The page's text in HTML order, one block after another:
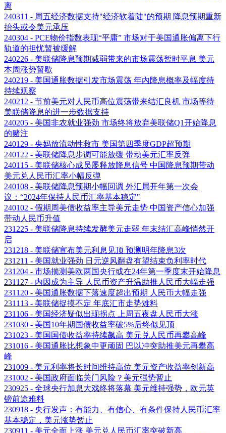
离
240311 - 周五经济数据支持"经济软着陆"的预期 降息预期重新
抬头或令美元承压
240304 - PCE物价指数表现“平庸” 市场对于美国通胀偏离下行
轨道的担忧暂被缓解
240226 - 美联储降息预期减弱带来的市场震荡暂时平息 美元
本周涨势暂歇
240219 - 美国通胀数据引发市场震荡 年內降息概率及幅度待
持续观察
240212 - 节前美元对人民币高位震荡带来结汇良机 市场等待
美联储降息的进一步数据支持
240205 - 美国非农就业强劲 市场终将放弃美联储Q1开始降息
的赌注
240129 - 央妈放流动性救市 美国第四季度GDP超预期
240122 - 美联储降息步调可能放缓 带动美元汇率反弹
240115 - 美联储核心成员屡释放降息信号 中国降息预期带动
美元兑人民币汇率小幅反弹
240108 - 美联储降息预期小幅回调 外汇局开年第一次会
议：“2024年保持人民币汇率基本稳定"
240102 - 假期周美债收益率主导美元走势 中国资产信心加强
带动人民币升值
231225 - 美联储降息持续发酵美元走弱 年末结汇高峰悄然开
启
231218 - 美联储宣布美元利息见顶 预测明年降息3次
231211 - 美国就业强劲 日元逆风翻盘有望结束负利率时代
231204 - 市场揣测美欧两国央行或在24年第一季度末开始降息
231127 - 内因成为主导 人民币资产升温助推人民币大幅走强
231120 - 美国通胀数据下落速度超出预期 人民币大幅走强
231113 - 美联储捉摸不定 年底汇市走势难料
231106 - 美国经济疑似出现拐点 上周五夜盘人民币大涨
231030 - 美国10年期国债收益率破5%后终似见顶
231023 - 美国国债收益率持续飙高 美元兑人民币再攀高峰
231016 - 美国通胀比想象中更顽固 巴以冲突助推美元再攀高
峰
231009 - 美元利率将长时间维持高位 美元资产收益率创新高
231002 - 美国政府面临关门风险？美元强势暂止
230925 - 全球央行加息大戏终将落幕 美元维持强势，欧元英
镑前途难料
230918 - 央行发声：有能力、有信心、有条件保持人民币汇率
基本稳定，美元涨势暂止
230911 - 美元全面上涨 美元兑人民币汇率突破新高